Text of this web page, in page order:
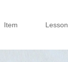
Item Lesson